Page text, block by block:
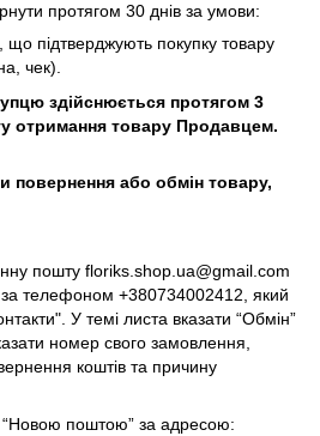
протягом 30 днів за умови:
що підтверджують покупку товару
чек).
здійснюється протягом 3
отримання товару Продавцем.
або обмін товару,
пошту floriks.shop.ua@gmail.com
телефоном +380734002412 , який
. У темі листа вказати “Обмін”
номер свого замовлення,
коштів та причину
“Новою поштою” за адресою: